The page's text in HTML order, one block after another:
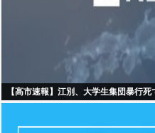
【高市速報】江別、大学生集団暴行